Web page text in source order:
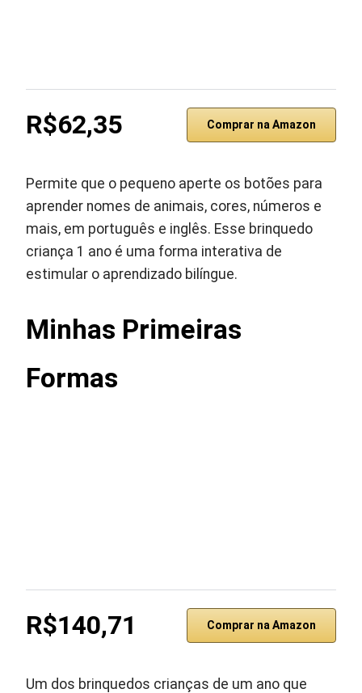
R$62,35 Comprar na Amazon
Permite que o pequeno aperte os botões para
aprender nomes de animais, cores, números e
mais, em português e inglês. Esse brinquedo
criança 1 ano é uma forma interativa de
estimular o aprendizado bilíngue.
Minhas Primeiras
Formas
R$140,71 Comprar na Amazon
Um dos brinquedos crianças de um ano que